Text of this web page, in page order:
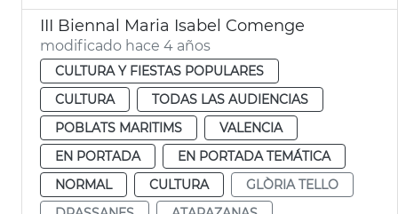
III Biennal Maria Isabel Comenge
modificado hace 4 años
CULTURA Y FIESTAS POPULARES
CULTURA
TODAS LAS AUDIENCIAS
POBLATS MARITIMS
VALENCIA
EN PORTADA
EN PORTADA TEMÁTICA
NORMAL
CULTURA
GLÒRIA TELLO